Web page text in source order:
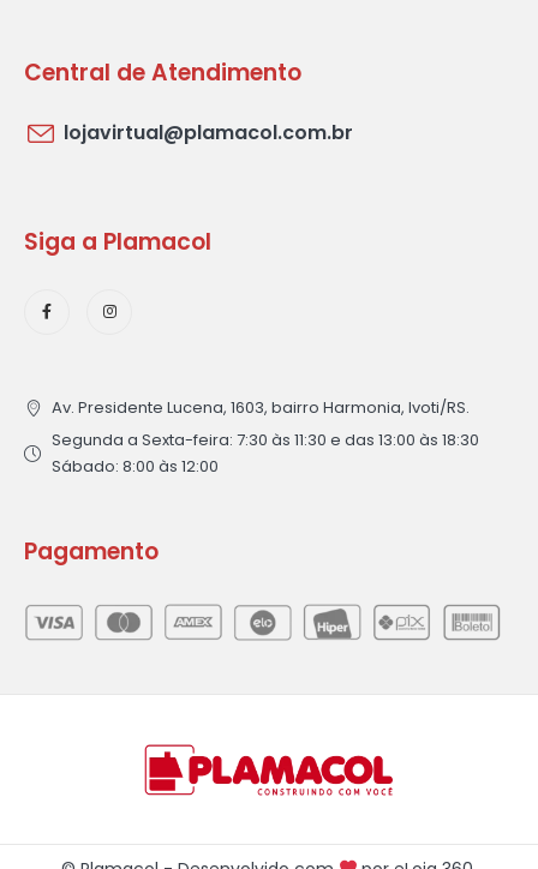
Central de Atendimento
lojavirtual@plamacol.com.br
Siga a Plamacol
Av. Presidente Lucena, 1603, bairro Harmonia, Ivoti/RS.
Segunda a Sexta-feira: 7:30 às 11:30 e das 13:00 às 18:30
Sábado: 8:00 às 12:00
Pagamento